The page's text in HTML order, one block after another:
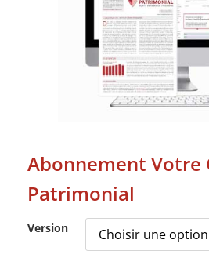
Abonnement Votre
Patrimonial
Version